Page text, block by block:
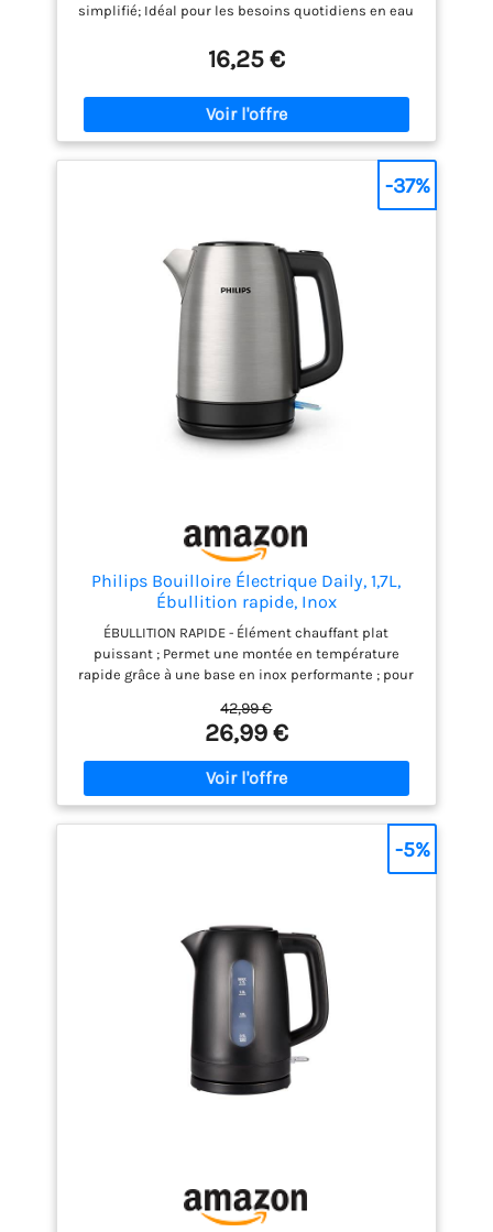
simplifié; Idéal pour les besoins quotidiens en eau
systèmes de sécurité intégrés; Arrêt automatique
contre la surchauffe ou la marche à vide FACILE À
UTILISER - Indicateur de niveau d’eau FACILE À
UTILISER - Indicateur de niveau d’eau et voyant
lumineux; Contrôle visuel pratique pendant
l'utilisation; Activation visible de l’appareil
REMPLISSAGE ET NETTOYAGE SIMPLIFIÉS - Couvercle à
ressort à ouverture large; Remplissage par le bec
DESIGN PRATIQUE - Base sans fil 360° et rangement
du cordon intégré; Manipulation aisée; Longueur de
cordon ajustable pour s’adapter à toutes les
16,25 €
Philips Bouilloire Électrique Daily, 1,7L,
Ébullition rapide, Inox
ÉBULLITION RAPIDE - Élément chauffant plat
puissant ; Permet une montée en température
rapide grâce à une base en inox performante ; pour
acier inoxydable de qualité alimentaire ;
Construction en inox SUS304 pour une eau propre
et sans goût métallique ; Conçu pour un usage
quotidien durable EAU CLAIRE - Filtre anti-calcaire
micro-perforé ; Tamis amovible retenant les
particules jusqu’à 200 microns ; Assure une eau
limpide à chaque utilisation UTILISATION FACILE -
Couvercle à ressort avec large ouverture ; Ouverture
Base pivotante 360° et range-cordon intégré ;
Bouilloire facile à poser et à soulever ; Longueur du
câble ajustable pour un rangement soigné
42,99 €
26,99 €
-37%
-5%